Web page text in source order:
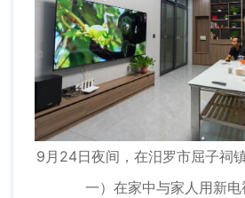
9月24日夜间，在汨罗市屈子祠
一）在家中与家人用新电